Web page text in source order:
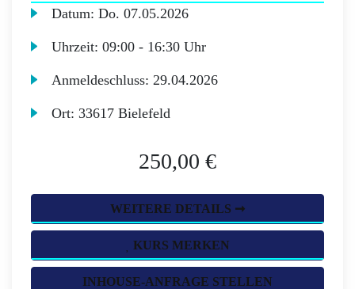
Datum:Do. 07.05.2026
Uhrzeit:09:00 - 16:30 Uhr
Anmeldeschluss:29.04.2026
Ort:33617 Bielefeld
250,00 €
WEITERE DETAILS ➞
KURS MERKEN
INHOUSE-ANFRAGE STELLEN